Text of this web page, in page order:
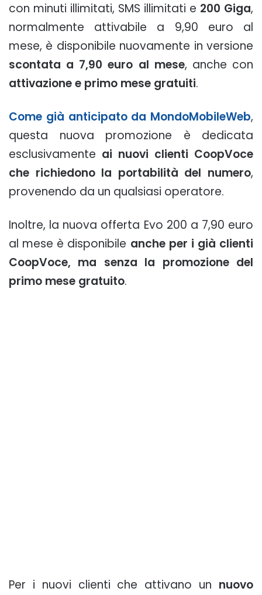
con minuti illimitati, SMS illimitati e 200 Giga,
normalmente attivabile a 9,90 euro al
mese, è disponibile nuovamente in versione
scontata a 7,90 euro al mese, anche con
attivazione e primo mese gratuiti.
Come già anticipato da MondoMobileWeb,
questa nuova promozione è dedicata
esclusivamente ai nuovi clienti CoopVoce
che richiedono la portabilità del numero,
provenendo da un qualsiasi operatore.
Inoltre, la nuova offerta Evo 200 a 7,90 euro
al mese è disponibile anche per i già clienti
CoopVoce, ma senza la promozione del
primo mese gratuito.
Per i nuovi clienti che attivano un nuovo